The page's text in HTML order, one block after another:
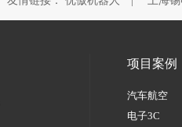
项目案例
汽车航空
电子3C